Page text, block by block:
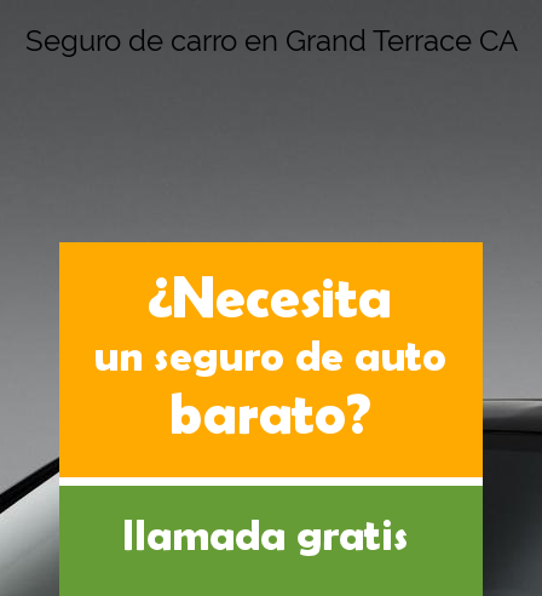
Seguro de carro en Grand Terrace CA